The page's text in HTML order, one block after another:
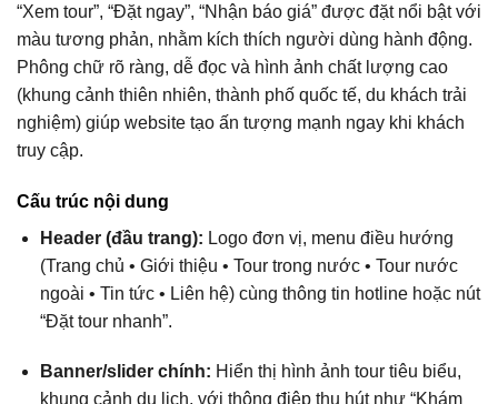
“Xem tour”, “Đặt ngay”, “Nhận báo giá” được đặt nổi bật với
màu tương phản, nhằm kích thích người dùng hành động.
Phông chữ rõ ràng, dễ đọc và hình ảnh chất lượng cao
(khung cảnh thiên nhiên, thành phố quốc tế, du khách trải
nghiệm) giúp website tạo ấn tượng mạnh ngay khi khách
truy cập.
Cấu trúc nội dung
Header (đầu trang): Logo đơn vị, menu điều hướng
(Trang chủ • Giới thiệu • Tour trong nước • Tour nước
ngoài • Tin tức • Liên hệ) cùng thông tin hotline hoặc nút
“Đặt tour nhanh”.
Banner/slider chính: Hiển thị hình ảnh tour tiêu biểu,
khung cảnh du lịch, với thông điệp thu hút như “Khám